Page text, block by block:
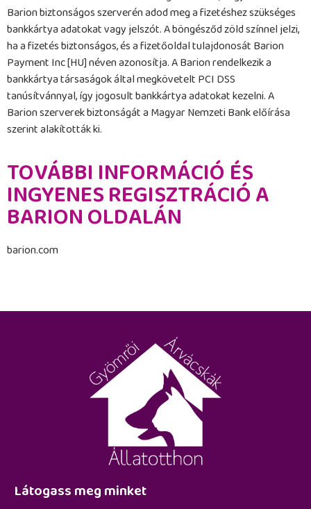
Barion biztonságos szerverén adod meg a fizetéshez szükséges
bankkártya adatokat vagy jelszót. A böngésződ zöld színnel jelzi,
ha a fizetés biztonságos, és a fizetőoldal tulajdonosát Barion
Payment Inc [HU] néven azonosítja. A Barion rendelkezik a
bankkártya társaságok által megkövetelt PCI DSS
tanúsítvánnyal, így jogosult bankkártya adatokat kezelni. A
Barion szerverek biztonságát a Magyar Nemzeti Bank előírása
szerint alakították ki.
TOVÁBBI INFORMÁCIÓ ÉS
INGYENES REGISZTRÁCIÓ A
BARION OLDALÁN
barion.com
Látogass meg minket